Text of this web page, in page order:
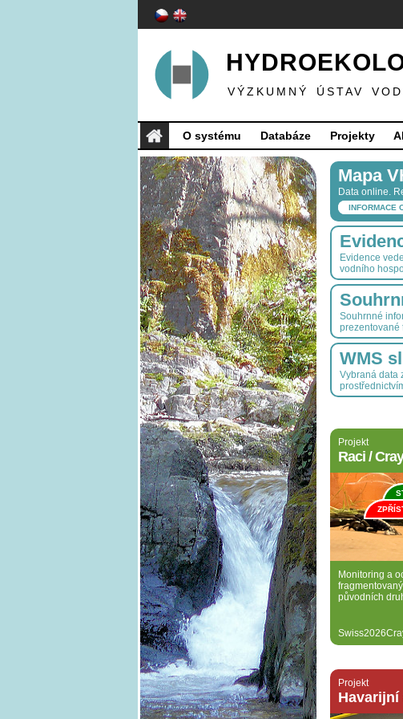
VÝZKUMNÝ ÚSTAV
O systému Databáze Projekty